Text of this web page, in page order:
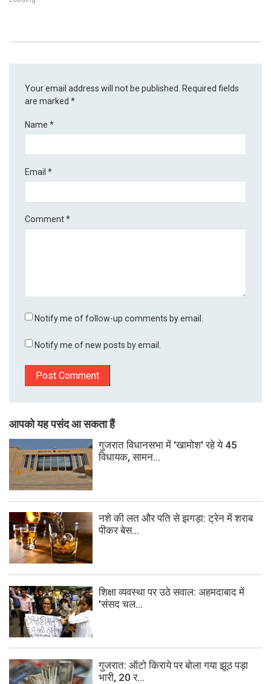
Your email address will not be published.
Required fields
are marked*
Name*
Email*
Comment*
Notify me of follow-up comments by email.
Notify me of new posts by email.
आपको यह पसंद आ सकता हैं
गुजरात विधानसभा में 'खामोश' रहे ये 45
विधायक, सामन...
नशे की लत और पति से झगड़ा: ट्रेन में शराब
पीकर बेस...
शिक्षा व्यवस्था पर उठे सवाल: अहमदाबाद में
'संसद चल...
गुजरात: ऑटो किराये पर बोला गया झूठ पड़ा
भारी, 20 र...